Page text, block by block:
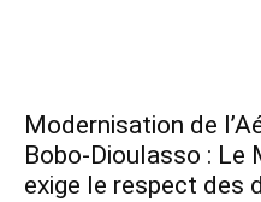
Modernisation de
Bobo-Dioulasso : Le
exige le respect des